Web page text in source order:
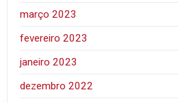
março 2023
fevereiro 2023
janeiro 2023
dezembro 2022